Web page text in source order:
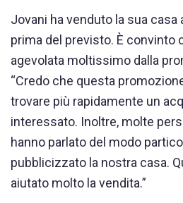
Jovani ha venduto la sua
prima del previsto. È convinto
agevolata moltissimo dalla
“Credo che questa
trovare più rapidamente un
interessato. Inoltre, molte
hanno parlato del modo
pubblicizzato la nostra casa.
aiutato molto la vendita.”